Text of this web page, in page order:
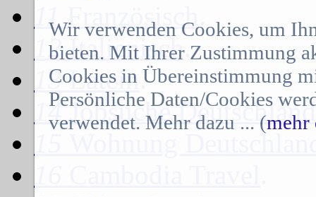
11Französisch
12Italienisch.
13Latein.
14Jobsuche Deutschland
Wohnung
Wir verwenden Cookies, um
bieten. Mit Ihrer Zustimmung
Cookies in Übereinstimmung
Persönliche Daten/Cookies
verwendet. Mehr dazu ... (mehr